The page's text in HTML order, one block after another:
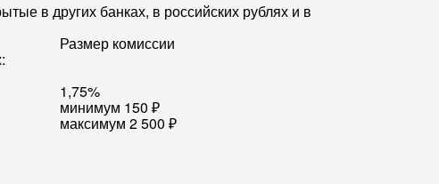
в других банках, в российских рублях и в
Размер комиссии
1,75%
минимум 150 ₽
максимум 2 500 ₽